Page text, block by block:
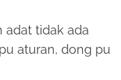
adat tidak ada
aturan, dong pu